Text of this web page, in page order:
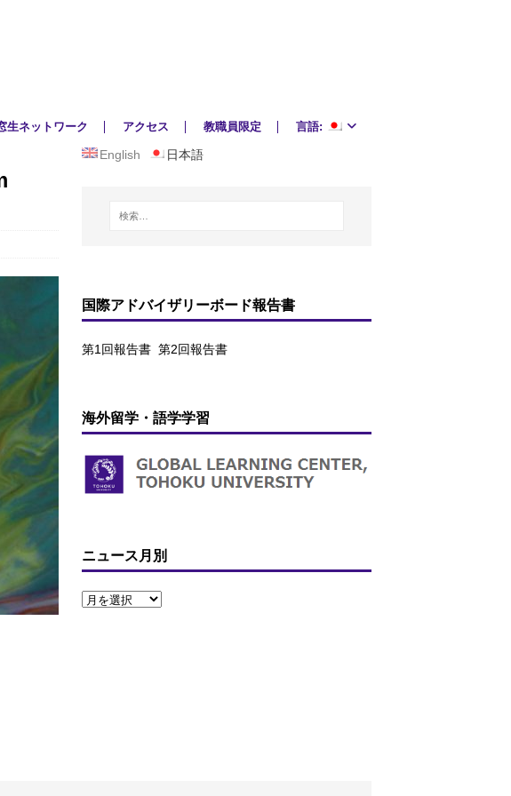
生ネットワーク アクセス 教職員限定 言語:
English 日本語
国際アドバイザリーボード報告書
第1回報告書 第2回報告書
海外留学・語学学習
ニュース月別